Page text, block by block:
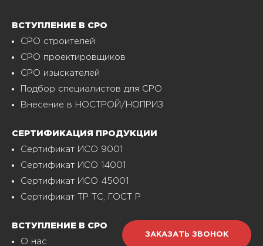
ВСТУПЛЕНИЕ В СРО
СРО строителей
СРО проектировщиков
СРО изыскателей
Подбор специалистов для СРО
Внесение в НОСТРОЙ/НОПРИЗ
СЕРТИФИКАЦИЯ ПРОДУКЦИИ
Сертификат ИСО 9001
Сертификат ИСО 14001
Сертификат ИСО 45001
Сертификат ТР ТС, ГОСТ Р
ВСТУПЛЕНИЕ В СРО
О нас
ЗАКАЗАТЬ ЗВОНОК